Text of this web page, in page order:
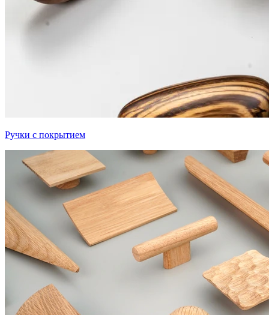
Ручки с покрытием